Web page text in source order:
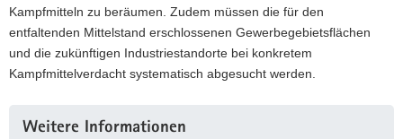
Kampfmitteln zu beräumen. Zudem müssen die für den
entfaltenden Mittelstand erschlossenen Gewerbegebietsflächen
und die zukünftigen Industriestandorte bei konkretem
Kampfmittelverdacht systematisch abgesucht werden.
Weitere Informationen